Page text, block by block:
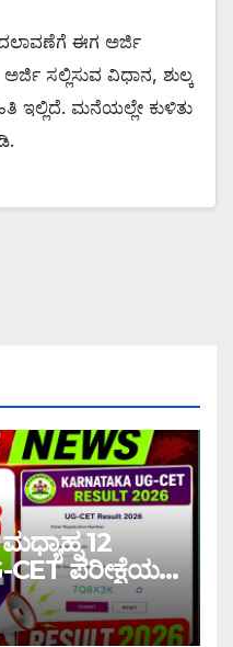
ಈಗ ಅರ್ಜಿ
ಸಲ್ಲಿಸುವ ವಿಧಾನ, ಶುಲ್ಕ
ಇಲ್ಲಿದೆ. ಮನೆಯಲ್ಲೇ ಕುಳಿತು
12
CET ಪರೀಕ್ಷೆಯ
CET Result